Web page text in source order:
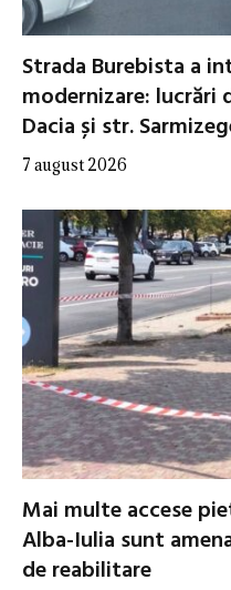
Strada Burebista a
modernizare: lucrări
Dacia și str.
7 august 2026
Mai multe accese
Alba-Iulia sunt
de reabilitare